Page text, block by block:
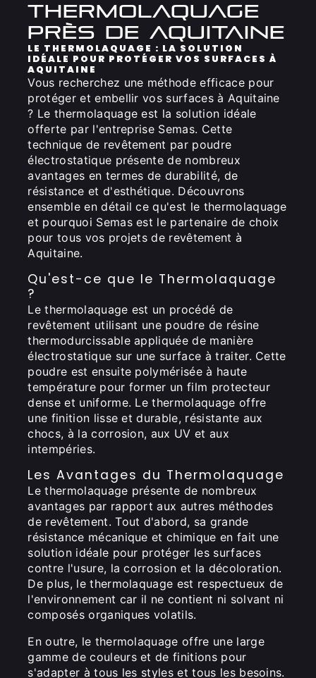
thermolaquage
près de Aquitaine
LE THERMOLAQUAGE : LA SOLUTION
IDÉALE POUR PROTÉGER VOS SURFACES À
AQUITAINE
Vous recherchez une méthode efficace pour
protéger et embellir vos surfaces à Aquitaine
? Le thermolaquage est la solution idéale
offerte par l'entreprise Semas. Cette
technique de revêtement par poudre
électrostatique présente de nombreux
avantages en termes de durabilité, de
résistance et d'esthétique. Découvrons
ensemble en détail ce qu'est le thermolaquage
et pourquoi Semas est le partenaire de choix
pour tous vos projets de revêtement à
Aquitaine.
Qu'est-ce que le Thermolaquage
?
Le thermolaquage est un procédé de
revêtement utilisant une poudre de résine
thermodurcissable appliquée de manière
électrostatique sur une surface à traiter. Cette
poudre est ensuite polymérisée à haute
température pour former un film protecteur
dense et uniforme. Le thermolaquage offre
une finition lisse et durable, résistante aux
chocs, à la corrosion, aux UV et aux
intempéries.
Les Avantages du Thermolaquage
Le thermolaquage présente de nombreux
avantages par rapport aux autres méthodes
de revêtement. Tout d'abord, sa grande
résistance mécanique et chimique en fait une
solution idéale pour protéger les surfaces
contre l'usure, la corrosion et la décoloration.
De plus, le thermolaquage est respectueux de
l'environnement car il ne contient ni solvant ni
composés organiques volatils.
En outre, le thermolaquage offre une large
gamme de couleurs et de finitions pour
s'adapter à tous les styles et tous les besoins.